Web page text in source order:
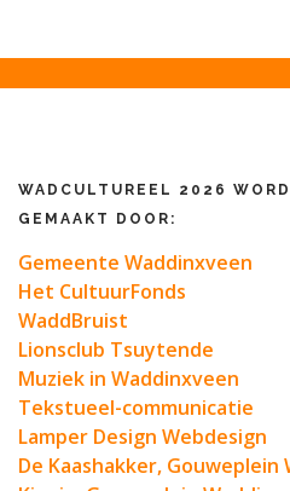
WADCULTUREEL 2026
GEMAAKT DOOR:
Gemeente Waddinxveen
Het CultuurFonds
WaddBruist
Lionsclub Tsuytende
Muziek in Waddinxveen
Tekstueel-communicatie
Lamper Design Webdesign
De Kaashakker, Gouweplein